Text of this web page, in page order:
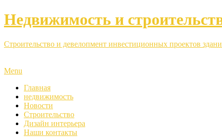
Недвижимость и
Строительство и девелопмент инвестиционных проектов
Menu
Главная
недвижимость
Новости
Строительство
Дизайн интерьера
Наши контакты